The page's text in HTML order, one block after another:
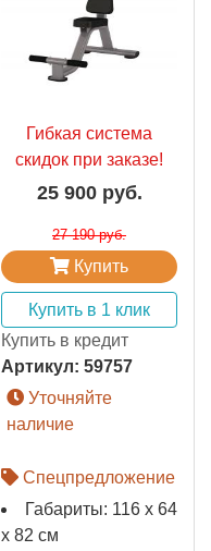
Гибкая система
скидок при заказе!
25 900 руб.
27 190 руб.
Купить
Купить в 1 клик
Купить в кредит
Артикул: 59757
Уточняйте
наличие
Спецпредложение
Габариты: 116 х 64
х 82 см